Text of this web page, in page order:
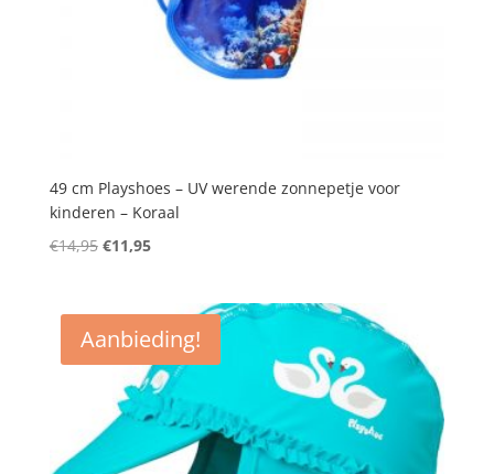
49 cm Playshoes – UV werende zonnepetje voor
kinderen – Koraal
€14,95 Oorspronkelijke
€14,95.
€11,95Huidige
€11,95.
Aanbieding!